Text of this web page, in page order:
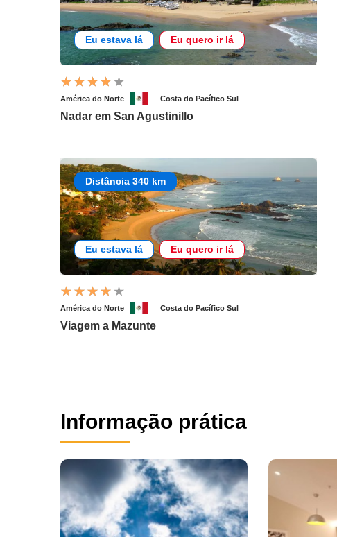
Eu estava lá Eu quero ir lá
América do Norte Costa do Pacífico Sul
Nadar em San Agustinillo
Distância 340 km
Eu estava lá Eu quero ir lá
América do Norte Costa do Pacífico Sul
Viagem a Mazunte
Informação prática